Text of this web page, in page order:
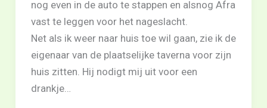
nog even in de auto te stappen en alsnog Afra
vast te leggen voor het nageslacht.
Net als ik weer naar huis toe wil gaan, zie ik de
eigenaar van de plaatselijke taverna voor zijn
huis zitten. Hij nodigt mij uit voor een
drankje…